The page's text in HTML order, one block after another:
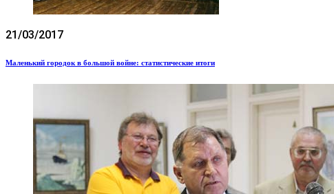
21/03/2017
Маленький городок в большой войне: статистические итоги